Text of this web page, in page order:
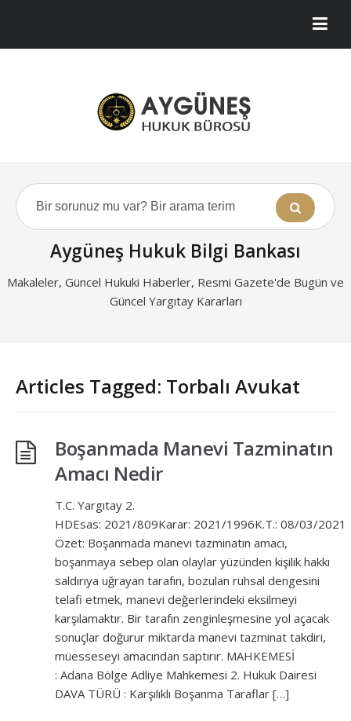
Aygüneş Hukuk Bilgi Bankası
Makaleler, Güncel Hukuki Haberler, Resmi Gazete'de Bugün ve
Güncel Yargıtay Kararları
Articles Tagged: Torbalı Avukat
Boşanmada Manevi Tazminatın
Amacı Nedir
T.C. Yargıtay 2.
HDEsas: 2021/809Karar: 2021/1996K.T.: 08/03/2021
Özet: Boşanmada manevi tazminatın amacı,
boşanmaya sebep olan olaylar yüzünden kişilik hakkı
saldırıya uğrayan tarafın, bozulan ruhsal dengesini
telafi etmek, manevi değerlerindeki eksilmeyi
karşılamaktır. Bir tarafın zenginleşmesine yol açacak
sonuçlar doğurur miktarda manevi tazminat takdiri,
müesseseyi amacından saptırır. MAHKEMESİ
: Adana Bölge Adliye Mahkemesi 2. Hukuk Dairesi
DAVA TÜRÜ : Karşılıklı Boşanma Taraflar […]